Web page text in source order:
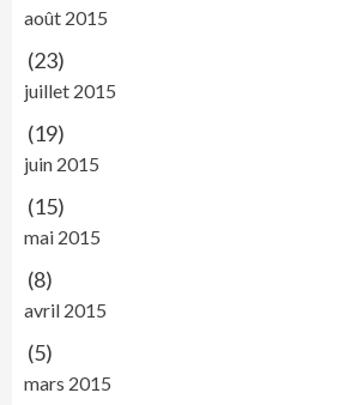
août 2015
(23)
juillet 2015
(19)
juin 2015
(15)
mai 2015
(8)
avril 2015
(5)
mars 2015